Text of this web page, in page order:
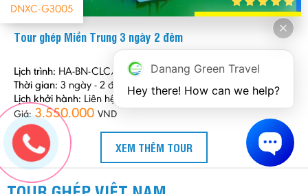
DNXC-G3005
Tour ghép Miền Trung 3 ngày 2 đêm
Lịch trình: HA-BN-CLC/sáng
Thời gian: 3 ngày - 2 đêm
Lịch khởi hành: Liên hệ
Giá:3.550.000 VND
XEM THÊM TOUR
Danang Green Travel
Hey there! How can we help?